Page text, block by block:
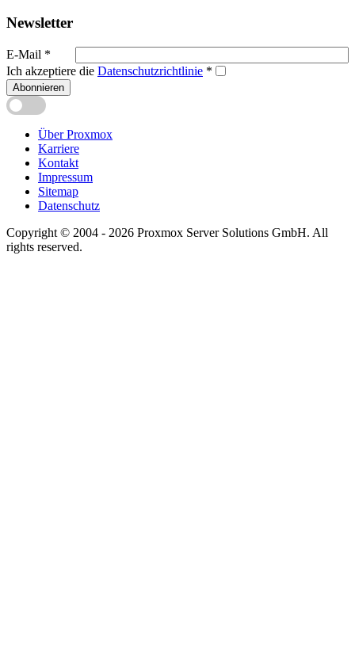
Newsletter
E-Mail *
Ich akzeptiere die Datenschutzrichtlinie *
Abonnieren
Über Proxmox
Karriere
Kontakt
Impressum
Sitemap
Datenschutz
Copyright © 2004 - 2026 Proxmox Server Solutions GmbH. All
rights reserved.